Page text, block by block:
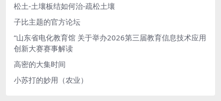
松土-土壤板结如何治-疏松土壤
子比主题的官方论坛
“山东省电化教育馆 关于举办2026第三届教育信息技术应用
创新大赛赛事解读
高密的大集时间
小苏打的妙用（农业）